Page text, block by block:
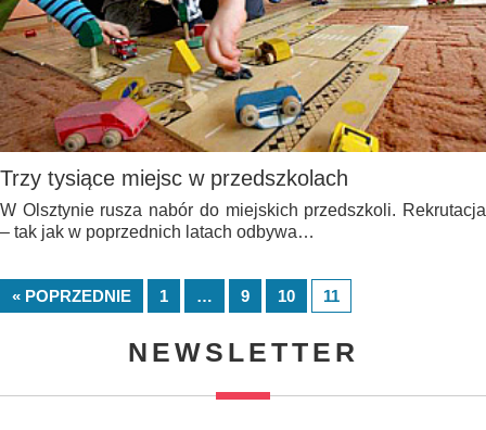
Trzy tysiące miejsc w przedszkolach
W Olsztynie rusza nabór do miejskich przedszkoli. Rekrutacja
– tak jak w poprzednich latach odbywa…
« POPRZEDNIE 1 … 9 10 11
NEWSLETTER